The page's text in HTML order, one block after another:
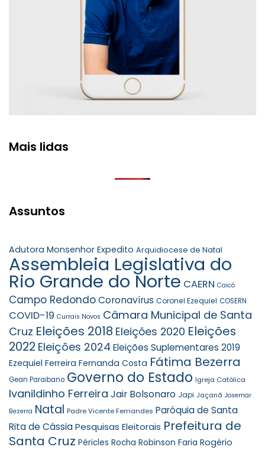
Mais lidas
Assuntos
Adutora Monsenhor Expedito Arquidiocese de Natal
Assembleia Legislativa do
Rio Grande do Norte CAERN Caicó
Campo RedondoCoronavírus Coronel Ezequiel COSERN
COVID-19 Currais Novos Câmara Municipal de Santa
Cruz Eleições 2018 Eleições 2020 Eleições
2022 Eleições 2024 Eleições Suplementares 2019
Ezequiel Ferreira Fernanda Costa Fátima Bezerra
Gean Paraibano Governo do Estado Igreja Católica
Ivanildinho Ferreira Jair Bolsonaro Japi Jaçanã Josemar
Bezerra Natal Padre Vicente Fernandes Paróquia de Santa
Rita de CássiaPesquisas Eleitorais Prefeitura de
Santa Cruz Péricles Rocha Robinson Faria Rogério